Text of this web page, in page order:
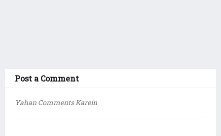
Post a Comment
Yahan Comments Karein